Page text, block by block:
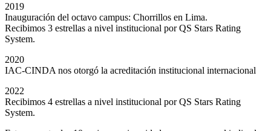
2019
Inauguración del octavo campus: Chorrillos en Lima.
Recibimos 3 estrellas a nivel institucional por QS Stars Rating
System.
2020
IAC-CINDA nos otorgó la acreditación institucional internacional
2022
Recibimos 4 estrellas a nivel institucional por QS Stars Rating
System.